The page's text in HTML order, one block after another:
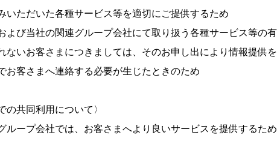
いただいた各種サービス等を適切にご提供するため
よび当社の関連グループ会社にて取り扱う各種サービス等の
ないお客さまにつきましては、そのお申し出により情報提供を
お客さまへ連絡する必要が生じたときのため​​​
の共同利用について〉
ループ会社では、お客さまへより良いサービスを提供するた